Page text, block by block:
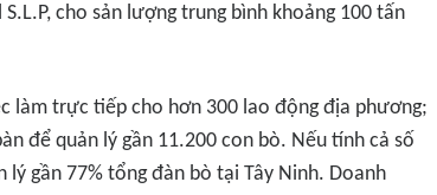
cho sản lượng trung bình khoảng 100 tấn
làm trực tiếp cho hơn 300 lao động địa phương;
để quản lý gần 11.200 con bò. Nếu tính cả số
lý gần 77% tổng đàn bò tại Tây Ninh. Doanh